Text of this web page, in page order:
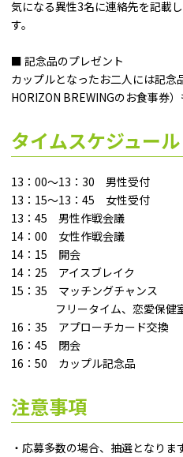
気になる異性3名に連絡先を記載
す。
■ 記念品のプレゼント
カップルとなったお二人には記念
HORIZON BREWINGのお食事券）
タイムスケジュール
13：00～13：30 男性受付
13：15～13：45 女性受付
13：45 男性作戦会議
14：00 女性作戦会議
14：15 開会
14：25 アイスブレイク
15：35 マッチングチャンス
フリータイム、恋愛保健
16：35 アプローチカード交換
16：45 閉会
16：50 カップル記念品
注意事項
・応募多数の場合、抽選となりま